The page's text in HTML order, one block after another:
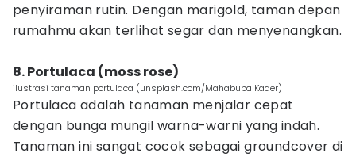
penyiraman rutin. Dengan marigold, taman depan
rumahmu akan terlihat segar dan menyenangkan.
8. Portulaca (moss rose)
ilustrasi tanaman portulaca (unsplash.com/Mahabuba Kader)
Portulaca adalah tanaman menjalar cepat
dengan bunga mungil warna-warni yang indah.
Tanaman ini sangat cocok sebagai groundcover di